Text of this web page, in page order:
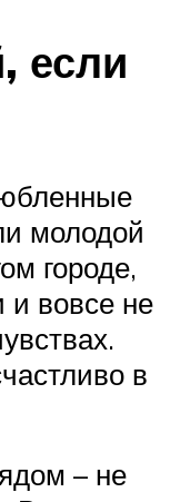
если
молодой
городе,
и вовсе не
в
– не